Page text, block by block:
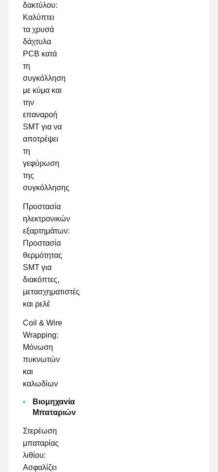
δακτύλου:
Καλύπτει
τα χρυσά
δάχτυλα
PCB κατά
τη
συγκόλληση
με κύμα και
την
επαναροή
SMT για να
αποτρέψει
τη
γεφύρωση
της
συγκόλλησης
Προστασία
ηλεκτρονικών
εξαρτημάτων:
Προστασία
θερμότητας
SMT για
διακόπτες,
μετασχηματιστές
και ρελέ
Coil & Wire
Wrapping:
Μόνωση
πυκνωτών
και
καλωδίων
Βιομηχανία
Μπαταριών
Στερέωση
μπαταρίας
λιθίου:
Ασφαλίζει